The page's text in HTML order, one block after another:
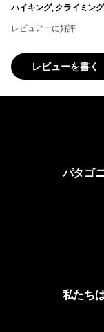
ハイキング, クライミン
レビュアーに好評
レビューを書く
パタゴ
私たち